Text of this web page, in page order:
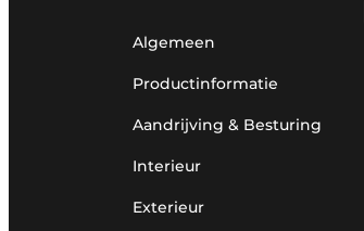
Algemeen
Productinformatie
Aandrijving & Besturing
Interieur
Exterieur